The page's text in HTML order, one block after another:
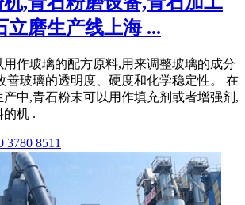
立磨生产线上海 ...
作玻璃的配方原料,用来调整玻璃的成分
善玻璃的透明度、硬度和化学稳定性。 在
产中,青石粉末可以用作填充剂或者增强剂,
的机 .
3780 8511